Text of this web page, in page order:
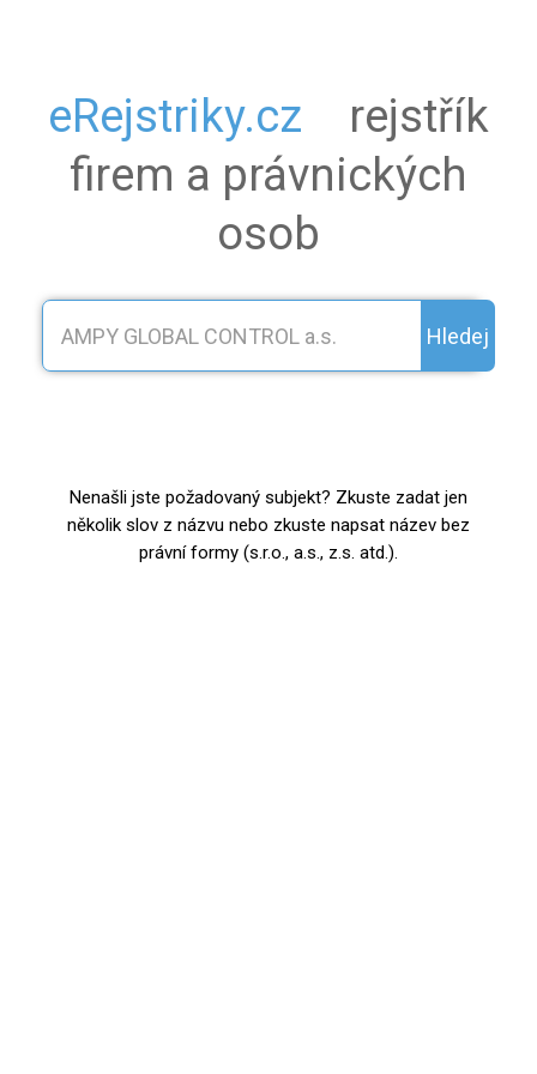
eRejstriky.cz
rejstřík
firem a právnických
osob
Hledej
Nenašli jste požadovaný subjekt? Zkuste zadat jen
několik slov z názvu nebo zkuste napsat název bez
právní formy (s.r.o., a.s., z.s. atd.).